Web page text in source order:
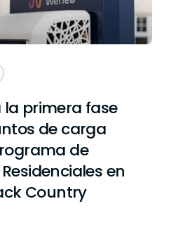
primera fase
de carga
de
en
Country